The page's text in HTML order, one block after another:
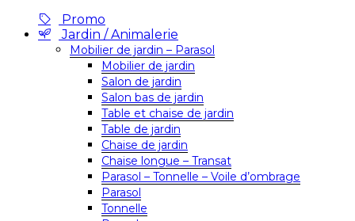
Promo
Jardin / Animalerie
Mobilier de jardin – Parasol
Mobilier de jardin
Salon de jardin
Salon bas de jardin
Table et chaise de jardin
Table de jardin
Chaise de jardin
Chaise longue – Transat
Parasol – Tonnelle – Voile d’ombrage
Parasol
Tonnelle